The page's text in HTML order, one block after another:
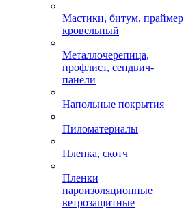
Мастики, битум, праймер
кровельный
Металлочерепица,
профлист, сендвич-
панели
Напольные покрытия
Пиломатериалы
Пленка, скотч
Пленки
пароизоляционные
ветрозащитные